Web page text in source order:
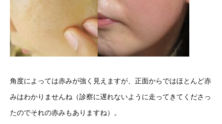
角度によっては赤みが強く見えますが、正面からではほとんど赤
みはわかりませんね（診察に遅れないように走ってきてくださっ
たのでそれの赤みもありますね）。